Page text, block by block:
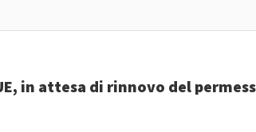
in attesa di rinnovo del